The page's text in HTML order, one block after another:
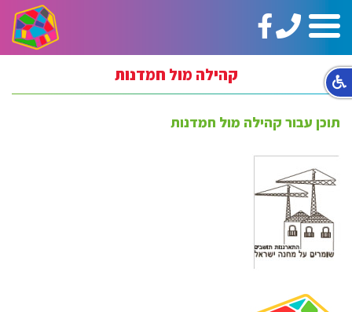
תפריט
טלפון:
02-
https://www.facebook.com/ginotHair
קהילה מול חמדנות
תוכן עבור קהילה מול חמדנות